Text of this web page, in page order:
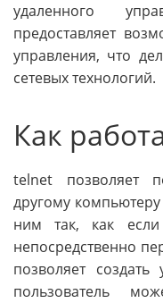
удаленного
предоставляет
управления, что
сетевых технологий.
Как
telnet позволяет
другому
ним так, как если
непосредственно
позволяет
пользователь